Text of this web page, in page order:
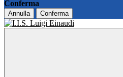
Conferma
Annulla Conferma